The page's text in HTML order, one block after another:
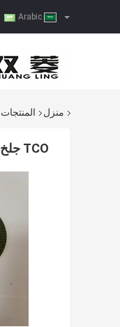
منزل المنتجات
TCO جلخ قطع القرص T41 T42 قطع طحن عجلة أكسيد الألومنيوم